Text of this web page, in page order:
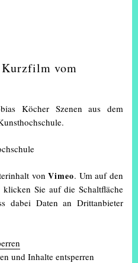
vom
Köcher Szenen aus dem
vonVimeo. Um auf den
Sie auf die Schaltfläche
dabei Daten an Drittanbieter
und Inhalte entsperren